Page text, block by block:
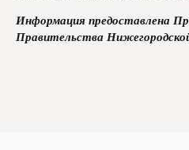
Информация предоставлена
Правительства